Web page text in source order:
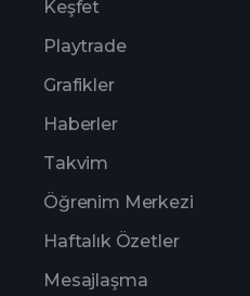
Keşfet
Playtrade
Grafikler
Haberler
Takvim
Öğrenim Merkezi
Haftalık Özetler
Mesajlaşma